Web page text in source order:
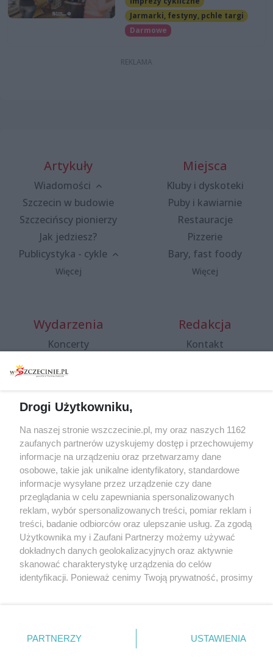
Jarmarki, festyny, pchle targi
Darmowe
Artykuły
Wiadomości
Szczecin w budowie
Szczecińscy pionierzy
Jak jedziesz?
Publicystyka - cykle
Więcej
Miejsca
Kluby i dyskoteki
Puby i kawiarnie
Restauracje
Pizzerie
Bary, fast foody
Więcej
Wydarzenia
Koncerty
Spacery i oprowadzania
targi
Wernisaże
Więcej
Redakcja
Kontakt
Specjalny koncert z okazji
20. urodzin portalu
wSzczecinie.pl
Regulamin konkursów
śniadaniówka "Hej
Szczecin! Jest piątek!"
Partnerzy
Praca Szczecin
Drogi Użytkowniku,
Na naszej stronie wszczecinie.pl, my oraz naszych 1162
zaufanych partnerów uzyskujemy dostęp i przechowujemy
informacje na urządzeniu oraz przetwarzamy dane
osobowe, takie jak unikalne identyfikatory, standardowe
informacje wysyłane przez urządzenie czy dane
przeglądania w celu zapewniania spersonalizowanych
reklam, wybór spersonalizowanych treści, pomiar reklam i
treści, badanie odbiorców oraz ulepszanie usług. Za zgodą
Użytkownika my i Zaufani Partnerzy możemy używać
dokładnych danych geolokalizacyjnych oraz aktywnie
skanować charakterystykę urządzenia do celów
identyfikacji. Ponieważ cenimy Twoją prywatność, prosimy
prywatności znajdujący się w lewym dolnym rogu strony
. Niektóre rodzaje przetwarzania danych nie wymagają
PARTNERZY USTAWIENIA